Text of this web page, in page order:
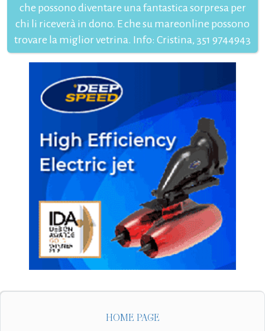
che possono diventare una fantastica sorpresa per
chi li riceverà in dono. E che su mareonline possono
trovare la miglior vetrina. Info: Cristina, 351 9744943
HOME PAGE